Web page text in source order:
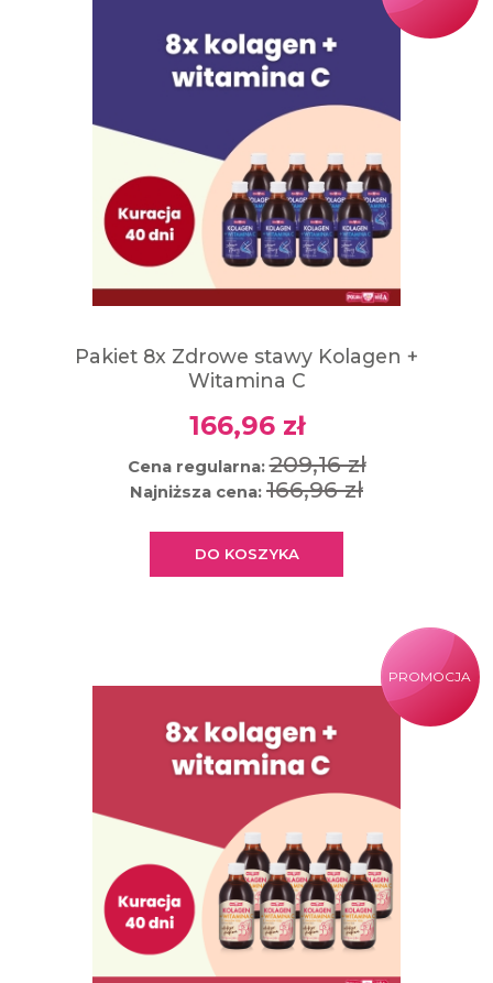
Pakiet 8x Zdrowe stawy Kolagen +
Witamina C
166,96 zł
Cena regularna:209,16 zł
Najniższa cena: 166,96 zł
DO KOSZYKA
PROMOCJA